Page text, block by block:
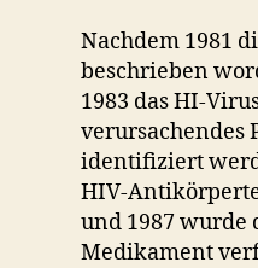
Nachdem 1981
beschrieben
1983 das HI-
verursachendes
identifiziert
HIV-
und 1987 wurde
Medikament